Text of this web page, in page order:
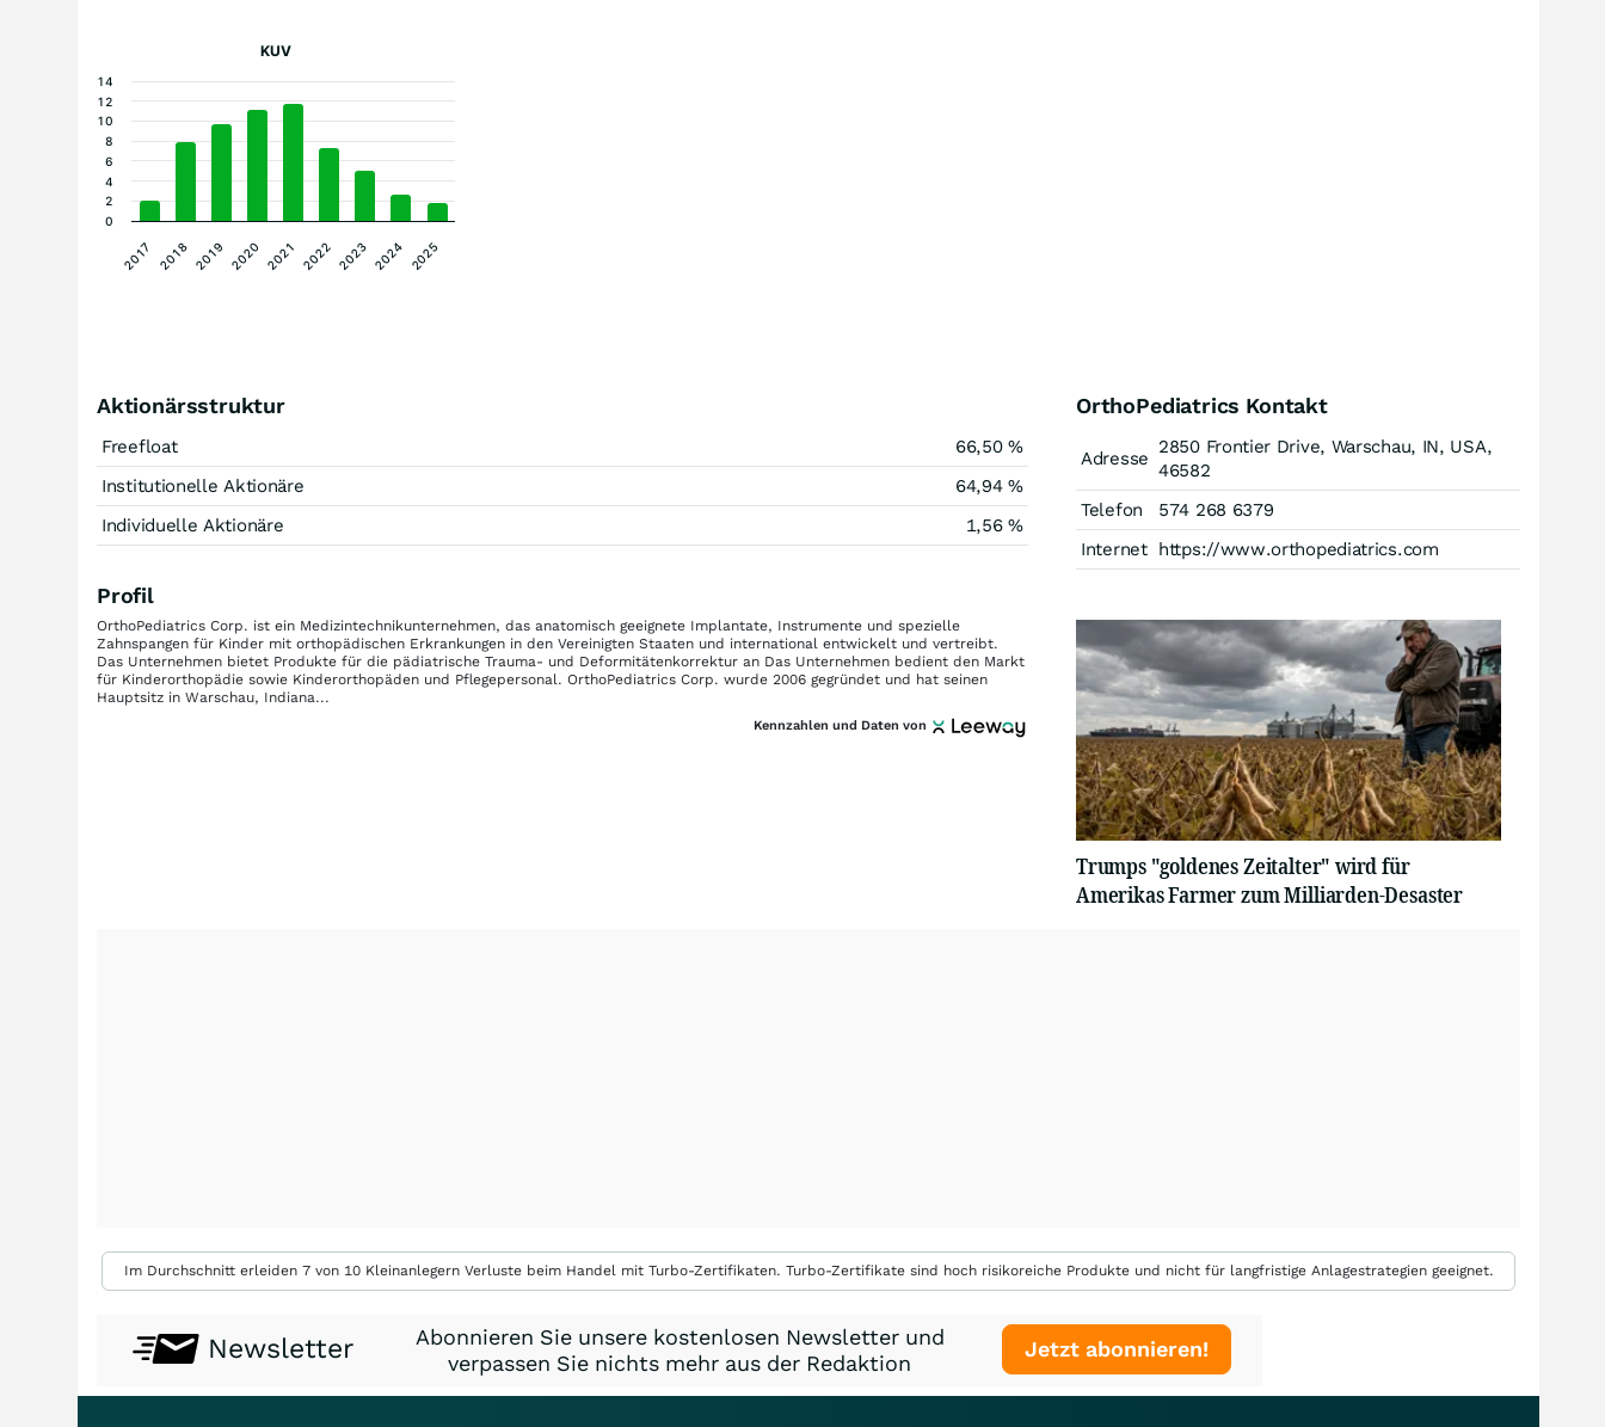
KUV
2017 2018 2019 2020 2021 2022 2023 2024 2025
0
2
4
6
8
10
12
14
Aktionärsstruktur
Freefloat
66,50 %
Institutionelle Aktionäre
64,94 %
Individuelle Aktionäre
1,56 %
Profil
OrthoPediatrics Corp. ist ein Medizintechnikunternehmen, das anatomisch geeignete Implantate, Instrumente und spezielle
Zahnspangen für Kinder mit orthopädischen Erkrankungen in den Vereinigten Staaten und international entwickelt und vertreibt.
Das Unternehmen bietet Produkte für die pädiatrische Trauma- und Deformitätenkorrektur an Das Unternehmen bedient den Markt
für Kinderorthopädie sowie Kinderorthopäden und Pflegepersonal. OrthoPediatrics Corp. wurde 2006 gegründet und hat seinen
Hauptsitz in Warschau, Indiana...
Kennzahlen und Daten von
OrthoPediatrics Kontakt
Adresse
2850 Frontier Drive, Warschau, IN, USA,
46582
Telefon
574 268 6379
Internet https://www.orthopediatrics.com
Trumps "goldenes Zeitalter" wird für
Amerikas Farmer zum Milliarden-Desaster
Im Durchschnitt erleiden 7 von 10 Kleinanlegern Verluste beim Handel mit Turbo-Zertifikaten. Turbo-Zertifikate sind hoch risikoreiche Produkte und nicht für langfristige Anlagestrategien geeignet.
Newsletter
Abonnieren Sie unsere kostenlosen Newsletter und
verpassen Sie nichts mehr aus der Redaktion
Jetzt abonnieren!